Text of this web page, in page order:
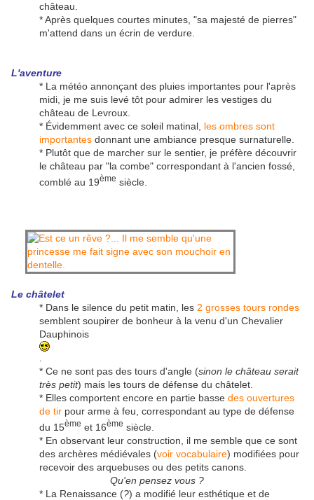
château.
* Après quelques courtes minutes, "sa majesté de pierres"
m'attend dans un écrin de verdure.
L'aventure
* La météo annonçant des pluies importantes pour l'après
midi, je me suis levé tôt pour admirer les vestiges du
château de Levroux.
* Évidemment avec ce soleil matinal, les ombres sont
importantes donnant une ambiance presque surnaturelle.
* Plutôt que de marcher sur le sentier, je préfère découvrir
le château par "la combe" correspondant à l'ancien fossé,
comblé au 19ème siècle.
Le châtelet
* Dans le silence du petit matin, les 2 grosses tours rondes
semblent soupirer de bonheur à la venu d'un Chevalier
Dauphinois
* Ce ne sont pas des tours d'angle (sinon le château serait
très petit) mais les tours de défense du châtelet.
* Elles comportent encore en partie basse des ouvertures
de tir pour arme à feu, correspondant au type de défense
du 15ème et 16ème siècle.
* En observant leur construction, il me semble que ce sont
des archères médiévales (voir vocabulaire) modifiées pour
recevoir des arquebuses ou des petits canons.
Qu'en pensez vous ?
* La Renaissance (?) a modifié leur esthétique et de